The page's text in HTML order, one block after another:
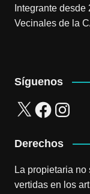
Integrante
Vecinales de la
Síguenos
X FacebookInstagram
Derechos
La propietaria
vertidas en los